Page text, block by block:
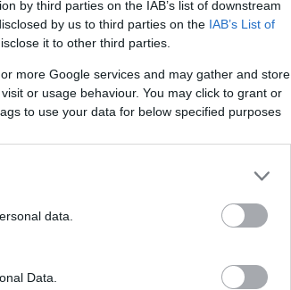
by third parties on the IAB’s list of downstream
by us to third parties on the IAB’s List of
it to other third parties.
more Google services and may gather and store
or usage behaviour. You may click to grant or
to use your data for below specified purposes
data.
Data.
troverete i nomi, i
ufficiali.